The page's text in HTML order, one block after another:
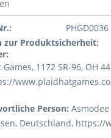
PHGD0036
zur Produktsicherheit:
Games, 1172 SR-96, OH
Person:
Deutschland, https://